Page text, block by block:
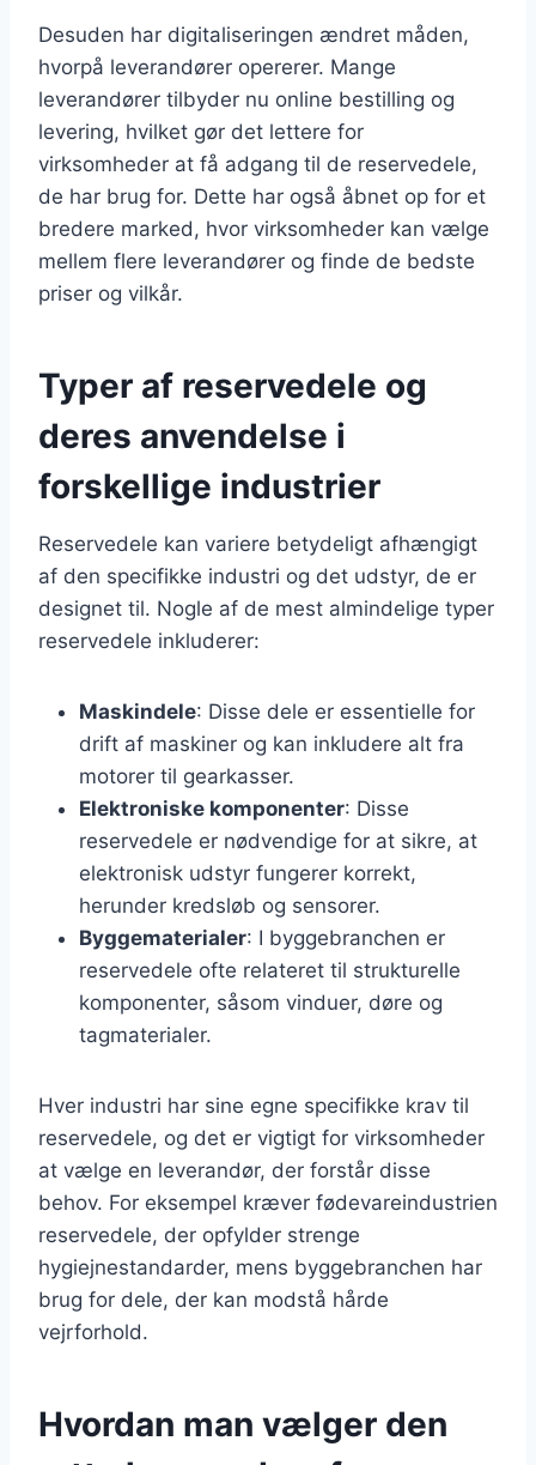
Desuden har digitaliseringen ændret måden,
hvorpå leverandører opererer. Mange
leverandører tilbyder nu online bestilling og
levering, hvilket gør det lettere for
virksomheder at få adgang til de reservedele,
de har brug for. Dette har også åbnet op for et
bredere marked, hvor virksomheder kan vælge
mellem flere leverandører og finde de bedste
priser og vilkår.
Typer af reservedele og
deres anvendelse i
forskellige industrier
Reservedele kan variere betydeligt afhængigt
af den specifikke industri og det udstyr, de er
designet til. Nogle af de mest almindelige typer
reservedele inkluderer:
Maskindele: Disse dele er essentielle for
drift af maskiner og kan inkludere alt fra
motorer til gearkasser.
Elektroniske komponenter: Disse
reservedele er nødvendige for at sikre, at
elektronisk udstyr fungerer korrekt,
herunder kredsløb og sensorer.
Byggematerialer: I byggebranchen er
reservedele ofte relateret til strukturelle
komponenter, såsom vinduer, døre og
tagmaterialer.
Hver industri har sine egne specifikke krav til
reservedele, og det er vigtigt for virksomheder
at vælge en leverandør, der forstår disse
behov. For eksempel kræver fødevareindustrien
reservedele, der opfylder strenge
hygiejnestandarder, mens byggebranchen har
brug for dele, der kan modstå hårde
vejrforhold.
Hvordan man vælger den